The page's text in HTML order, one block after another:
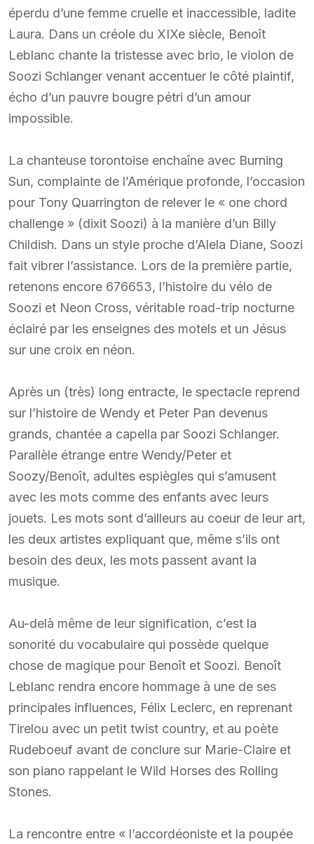
éperdu d’une femme cruelle et inaccessible, ladite
Laura. Dans un créole du XIXe siècle, Benoît
Leblanc chante la tristesse avec brio, le violon de
Soozi Schlanger venant accentuer le côté plaintif,
écho d’un pauvre bougre pétri d’un amour
impossible.
La chanteuse torontoise enchaîne avec Burning
Sun, complainte de l’Amérique profonde, l’occasion
pour Tony Quarrington de relever le « one chord
challenge » (dixit Soozi) à la manière d’un Billy
Childish. Dans un style proche d’Alela Diane, Soozi
fait vibrer l’assistance. Lors de la première partie,
retenons encore 676653, l’histoire du vélo de
Soozi et Neon Cross, véritable road-trip nocturne
éclairé par les enseignes des motels et un Jésus
sur une croix en néon.
Après un (très) long entracte, le spectacle reprend
sur l’histoire de Wendy et Peter Pan devenus
grands, chantée a capella par Soozi Schlanger.
Parallèle étrange entre Wendy/Peter et
Soozy/Benoît, adultes espiègles qui s’amusent
avec les mots comme des enfants avec leurs
jouets. Les mots sont d’ailleurs au coeur de leur art,
les deux artistes expliquant que, même s’ils ont
besoin des deux, les mots passent avant la
musique.
Au-delà même de leur signification, c’est la
sonorité du vocabulaire qui possède quelque
chose de magique pour Benoît et Soozi. Benoît
Leblanc rendra encore hommage à une de ses
principales influences, Félix Leclerc, en reprenant
Tirelou avec un petit twist country, et au poète
Rudeboeuf avant de conclure sur Marie-Claire et
son piano rappelant le Wild Horses des Rolling
Stones.
La rencontre entre « l’accordéoniste et la poupée